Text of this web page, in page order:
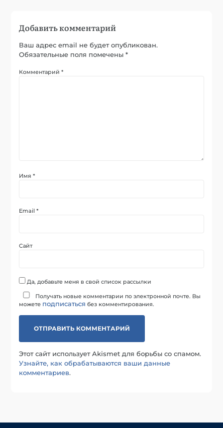
Добавить комментарий
Ваш адрес email не будет опубликован.
Обязательные поля помечены*
Комментарий*
Имя*
Email*
Сайт
Да, добавьте меня в свой список рассылки
Получать новые комментарии по электронной почте. Вы
можете подписаться без комментирования.
Этот сайт использует Akismet для борьбы со спамом.
Узнайте, как обрабатываются ваши данные
комментариев.